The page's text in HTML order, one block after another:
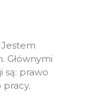
Jestem
Głównymi
są: prawo